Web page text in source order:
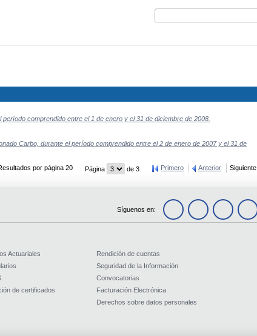
comprendido entre el 1 de enero y el 31 de diciembre de 2008.
Carbo, durante el período comprendido entre el 2 de enero de 2007 y el 31 de
por página 20 Página de 3 Primero Anterior Siguiente
Síguenos en:
Actuariales
de certificados
Rendición de cuentas
Seguridad de la Información
Convocatorias
Facturación Electrónica
Derechos sobre datos personales